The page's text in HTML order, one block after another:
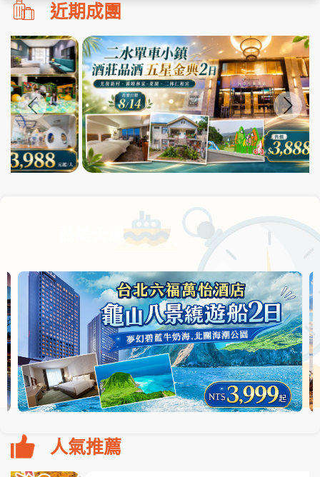
刪!!
搜
尋
bar
使
用
近期成團
熱銷天團
人氣推薦